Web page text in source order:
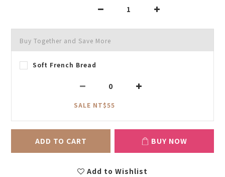
Buy Together and Save More
Soft French Bread
SALE NT$55
ADD TO CART BUY NOW
Add to Wishlist